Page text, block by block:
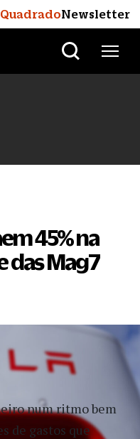
Newsletter
45% na
das Mag7
num ritmo bem
de gastos que